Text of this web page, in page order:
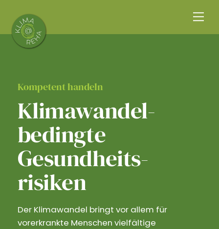
content
Kompetent handeln
Klimawandel­
bedingte
Gesundheits­
risiken
Der Klimawandel bringt vor allem für
vorerkrankte Menschen vielfältige